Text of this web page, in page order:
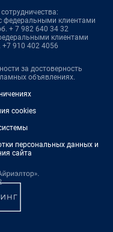
федеральными клиентами
+ 7 982 640 34 32
клиентами
+7 910 402 4056
за достоверность
объявлениях.
cookies
персональных данных и
сайта